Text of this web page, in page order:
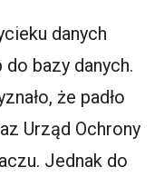
danych
bazy danych.
że padło
Urząd Ochrony
Jednak do